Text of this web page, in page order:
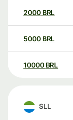
2000 BRL
5000 BRL
10000 BRL
SLL